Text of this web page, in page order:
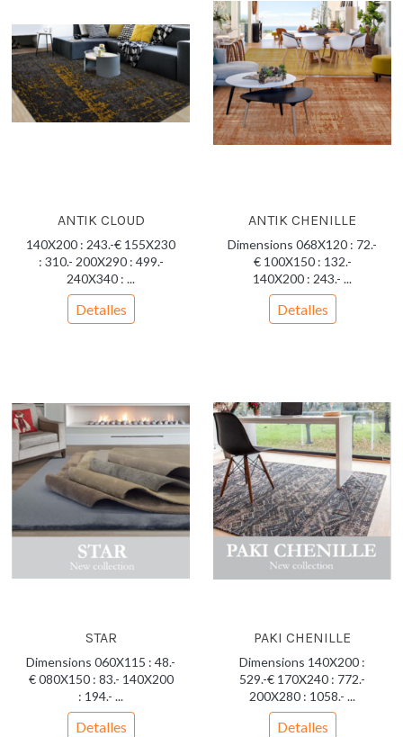
ANTIK CLOUD
140X200 : 243.-€ 155X230
: 310.- 200X290 : 499.-
240X340 : ...
Detalles
ANTIK CHENILLE
Dimensions 068X120 : 72.-
€ 100X150 : 132.-
140X200 : 243.- ...
Detalles
STAR
Dimensions 060X115 : 48.-
€ 080X150 : 83.- 140X200
: 194.- ...
Detalles
PAKI CHENILLE
Dimensions 140X200 :
529.-€ 170X240 : 772.-
200X280 : 1058.- ...
Detalles